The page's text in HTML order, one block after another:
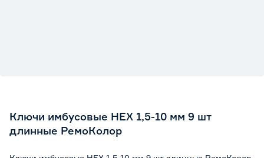
Ключи имбусовые HEX 1,5-10 мм 9 шт
длинные РемоКолор